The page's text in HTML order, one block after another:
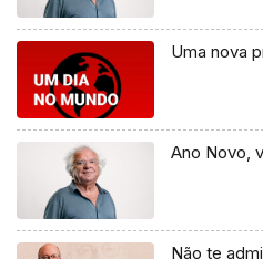
Uma nova
Ano Novo,
Não te